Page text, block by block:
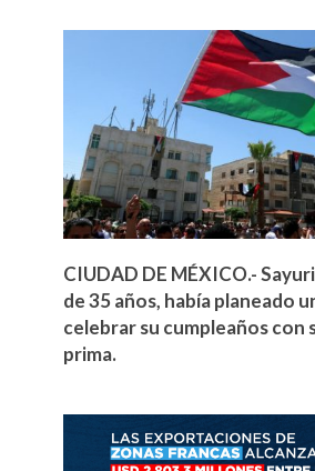
CIUDAD DE MÉXICO.-
de 35 años, había planeado
celebrar su cumpleaños con
prima.